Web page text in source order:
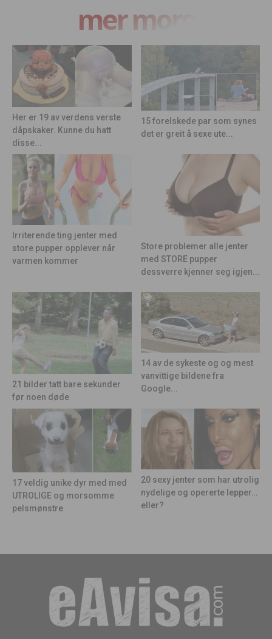
mer moro
Her er 19 av verdens verste
dåpskaker. Kunne du hatt
disse...
15 forelskede par som synes
det er greit å sexe ute...
Irriterende ting jenter med
store pupper opplever når
varmen kommer
Store problemer alle jenter
med STORE pupper
dessverre kjenner seg igjen...
21 bilder tatt bare sekunder
før noen døde
14 av de sykeste og og mest
vanvittige bildene fra
Google...
17 veldig unike dyr med med
UTROLIGE og morsomme
pelsmønstre
20 sexy jenter som har utrolig
nydelige og opererte lepper…
eller?